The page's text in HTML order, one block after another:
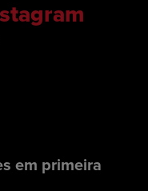
em primeira